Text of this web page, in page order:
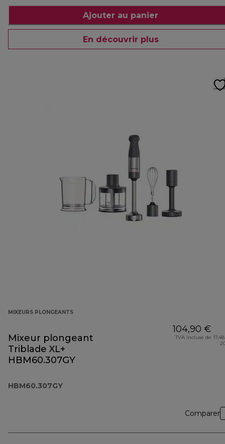
Ajouter au panier
En découvrir plus
MIXEURS PLONGEANTS
Mixeur plongeant
Triblade XL+
HBM60.307GY
HBM60.307GY
104,90 €
TVA incluse de
Comparer